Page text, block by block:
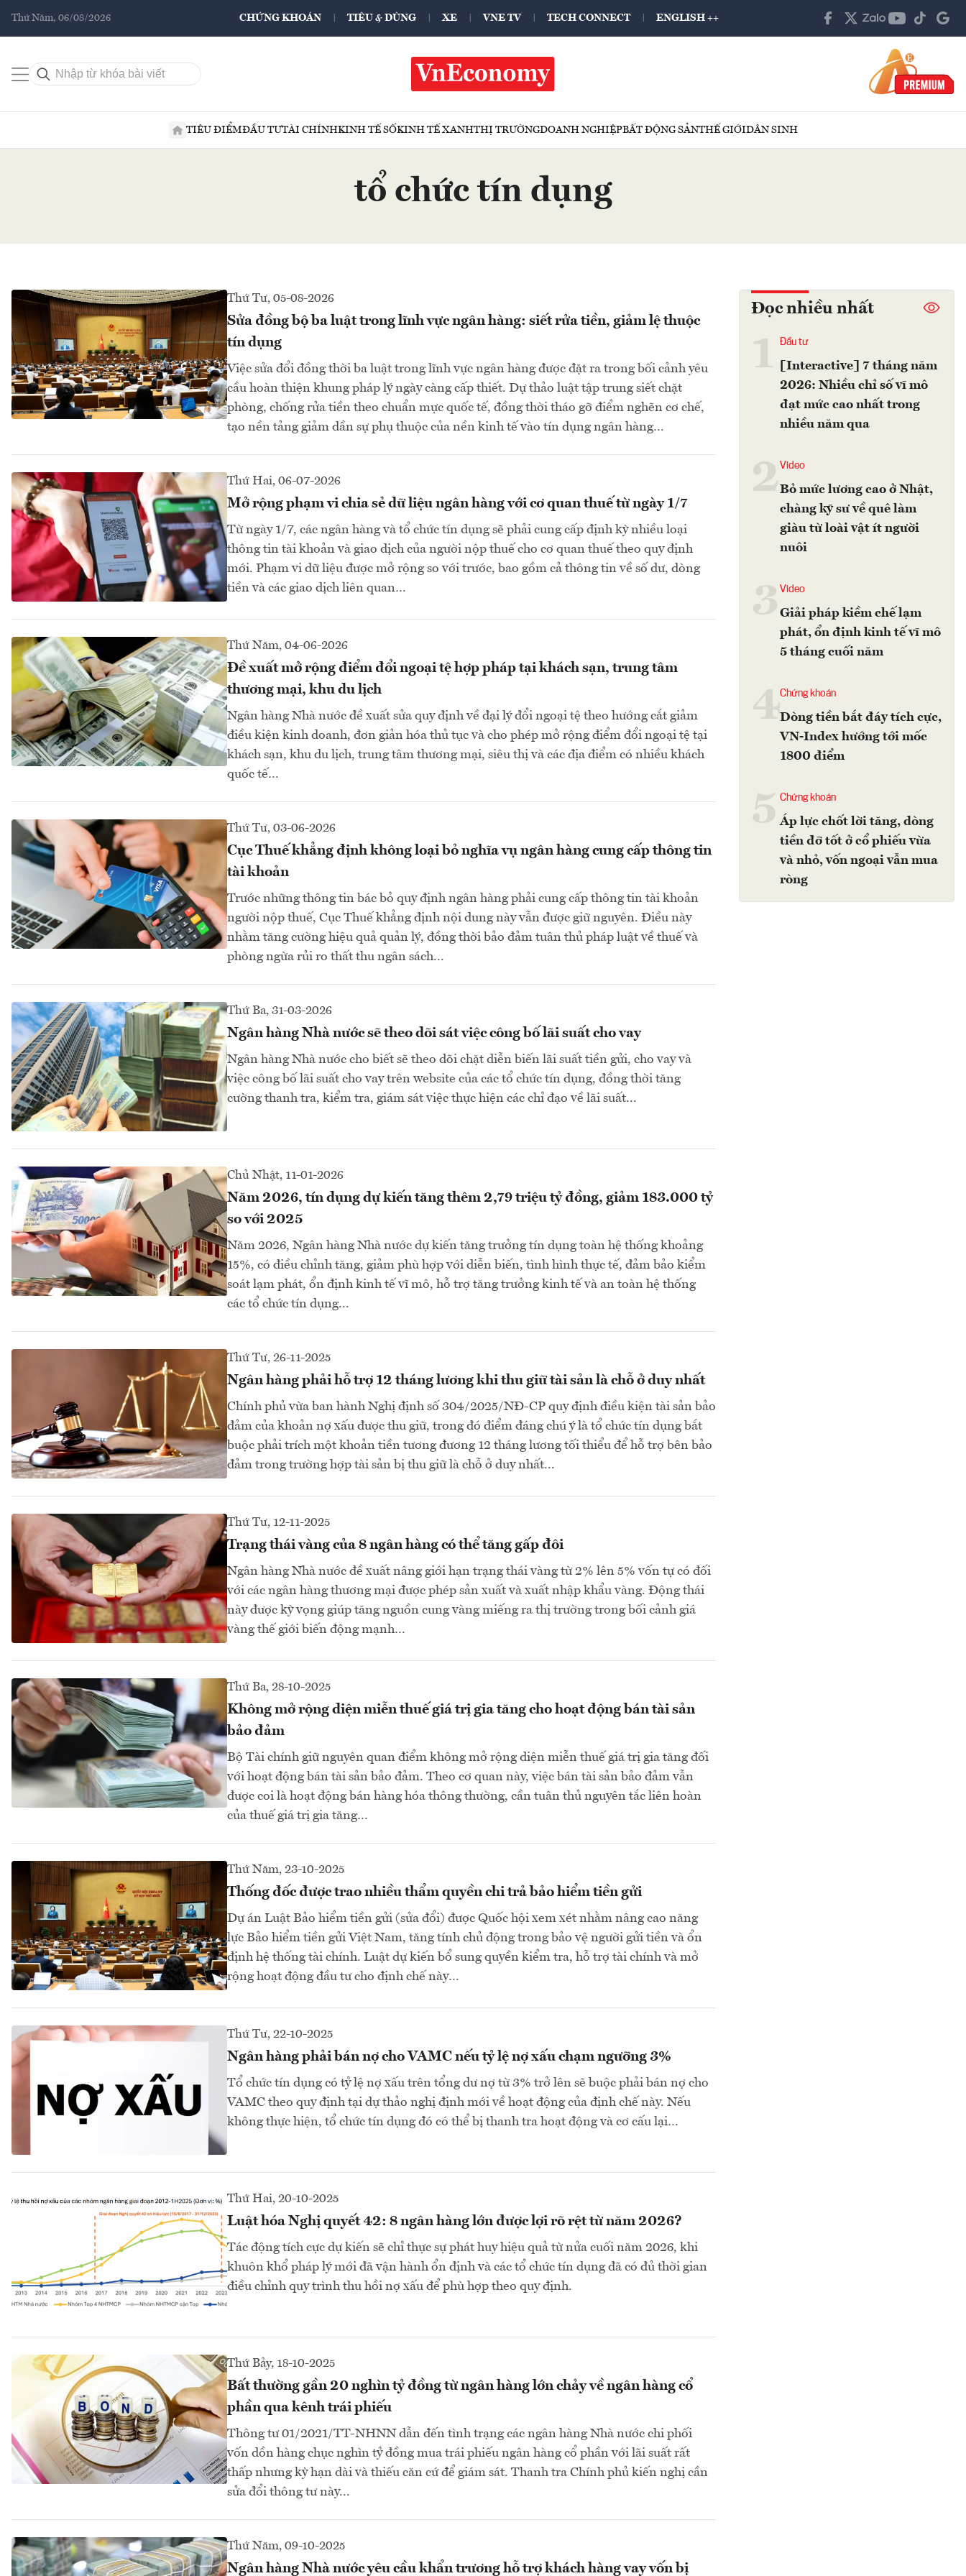
Thứ Năm, 06/08/2026 CHỨNG KHOÁN TIÊU & DÙNG XE VNE TV TECH CONNECT ENGLISH ++
TIÊU ĐIỂMĐẦU TƯTÀI CHÍNHKINH TẾ SỐKINH TẾ XANHTHỊ TRƯỜNGDOANH NGHIỆPBẤT ĐỘNG SẢNTHẾ GIỚIDÂN SINH
tổ chức tín dụng
Thứ Tư, 05-08-2026
Sửa đồng bộ ba luật trong lĩnh vực ngân hàng: siết rửa tiền, giảm lệ thuộc
tín dụng
Việc sửa đổi đồng thời ba luật trong lĩnh vực ngân hàng được đặt ra trong bối cảnh yêu
cầu hoàn thiện khung pháp lý ngày càng cấp thiết. Dự thảo luật tập trung siết chặt
phòng, chống rửa tiền theo chuẩn mực quốc tế, đồng thời tháo gỡ điểm nghẽn cơ chế,
tạo nền tảng giảm dần sự phụ thuộc của nền kinh tế vào tín dụng ngân hàng…
Thứ Hai, 06-07-2026
Mở rộng phạm vi chia sẻ dữ liệu ngân hàng với cơ quan thuế từ ngày 1/7
Từ ngày 1/7, các ngân hàng và tổ chức tín dụng sẽ phải cung cấp định kỳ nhiều loại
thông tin tài khoản và giao dịch của người nộp thuế cho cơ quan thuế theo quy định
mới. Phạm vi dữ liệu được mở rộng so với trước, bao gồm cả thông tin về số dư, dòng
tiền và các giao dịch liên quan…
Thứ Năm, 04-06-2026
Đề xuất mở rộng điểm đổi ngoại tệ hợp pháp tại khách sạn, trung tâm
thương mại, khu du lịch
Ngân hàng Nhà nước đề xuất sửa quy định về đại lý đổi ngoại tệ theo hướng cắt giảm
điều kiện kinh doanh, đơn giản hóa thủ tục và cho phép mở rộng điểm đổi ngoại tệ tại
khách sạn, khu du lịch, trung tâm thương mại, siêu thị và các địa điểm có nhiều khách
quốc tế…
Thứ Tư, 03-06-2026
Cục Thuế khẳng định không loại bỏ nghĩa vụ ngân hàng cung cấp thông tin
tài khoản
Trước những thông tin bác bỏ quy định ngân hàng phải cung cấp thông tin tài khoản
người nộp thuế, Cục Thuế khẳng định nội dung này vẫn được giữ nguyên. Điều này
nhằm tăng cường hiệu quả quản lý, đồng thời bảo đảm tuân thủ pháp luật về thuế và
phòng ngừa rủi ro thất thu ngân sách...
Thứ Ba, 31-03-2026
Ngân hàng Nhà nước sẽ theo dõi sát việc công bố lãi suất cho vay
Ngân hàng Nhà nước cho biết sẽ theo dõi chặt diễn biến lãi suất tiền gửi, cho vay và
việc công bố lãi suất cho vay trên website của các tổ chức tín dụng, đồng thời tăng
cường thanh tra, kiểm tra, giám sát việc thực hiện các chỉ đạo về lãi suất...
Chủ Nhật, 11-01-2026
Năm 2026, tín dụng dự kiến tăng thêm 2,79 triệu tỷ đồng, giảm 183.000 tỷ
so với 2025
Năm 2026, Ngân hàng Nhà nước dự kiến tăng trưởng tín dụng toàn hệ thống khoảng
15%, có điều chỉnh tăng, giảm phù hợp với diễn biến, tình hình thực tế, đảm bảo kiểm
soát lạm phát, ổn định kinh tế vĩ mô, hỗ trợ tăng trưởng kinh tế và an toàn hệ thống
các tổ chức tín dụng...
Thứ Tư, 26-11-2025
Ngân hàng phải hỗ trợ 12 tháng lương khi thu giữ tài sản là chỗ ở duy nhất
Chính phủ vừa ban hành Nghị định số 304/2025/NĐ-CP quy định điều kiện tài sản bảo
đảm của khoản nợ xấu được thu giữ, trong đó điểm đáng chú ý là tổ chức tín dụng bắt
buộc phải trích một khoản tiền tương đương 12 tháng lương tối thiểu để hỗ trợ bên bảo
đảm trong trường hợp tài sản bị thu giữ là chỗ ở duy nhất...
Thứ Tư, 12-11-2025
Trạng thái vàng của 8 ngân hàng có thể tăng gấp đôi
Ngân hàng Nhà nước đề xuất nâng giới hạn trạng thái vàng từ 2% lên 5% vốn tự có đối
với các ngân hàng thương mại được phép sản xuất và xuất nhập khẩu vàng. Động thái
này được kỳ vọng giúp tăng nguồn cung vàng miếng ra thị trường trong bối cảnh giá
vàng thế giới biến động mạnh…
Thứ Ba, 28-10-2025
Không mở rộng diện miễn thuế giá trị gia tăng cho hoạt động bán tài sản
bảo đảm
Bộ Tài chính giữ nguyên quan điểm không mở rộng diện miễn thuế giá trị gia tăng đối
với hoạt động bán tài sản bảo đảm. Theo cơ quan này, việc bán tài sản bảo đảm vẫn
được coi là hoạt động bán hàng hóa thông thường, cần tuân thủ nguyên tắc liên hoàn
của thuế giá trị gia tăng…
Thứ Năm, 23-10-2025
Thống đốc được trao nhiều thẩm quyền chi trả bảo hiểm tiền gửi
Dự án Luật Bảo hiểm tiền gửi (sửa đổi) được Quốc hội xem xét nhằm nâng cao năng
lực Bảo hiểm tiền gửi Việt Nam, tăng tính chủ động trong bảo vệ người gửi tiền và ổn
định hệ thống tài chính. Luật dự kiến bổ sung quyền kiểm tra, hỗ trợ tài chính và mở
rộng hoạt động đầu tư cho định chế này…
Thứ Tư, 22-10-2025
Ngân hàng phải bán nợ cho VAMC nếu tỷ lệ nợ xấu chạm ngưỡng 3%
Tổ chức tín dụng có tỷ lệ nợ xấu trên tổng dư nợ từ 3% trở lên sẽ buộc phải bán nợ cho
VAMC theo quy định tại dự thảo nghị định mới về hoạt động của định chế này. Nếu
không thực hiện, tổ chức tín dụng đó có thể bị thanh tra hoạt động và cơ cấu lại…
Thứ Hai, 20-10-2025
Luật hóa Nghị quyết 42: 8 ngân hàng lớn được lợi rõ rệt từ năm 2026?
Tác động tích cực dự kiến sẽ chỉ thực sự phát huy hiệu quả từ nửa cuối năm 2026, khi
khuôn khổ pháp lý mới đã vận hành ổn định và các tổ chức tín dụng đã có đủ thời gian
điều chỉnh quy trình thu hồi nợ xấu để phù hợp theo quy định.
Thứ Bảy, 18-10-2025
Bất thường gần 20 nghìn tỷ đồng từ ngân hàng lớn chảy về ngân hàng cổ
phần qua kênh trái phiếu
Thông tư 01/2021/TT-NHNN dẫn đến tình trạng các ngân hàng Nhà nước chi phối
vốn dồn hàng chục nghìn tỷ đồng mua trái phiếu ngân hàng cổ phần với lãi suất rất
thấp nhưng kỳ hạn dài và thiếu căn cứ để giám sát. Thanh tra Chính phủ kiến nghị cần
sửa đổi thông tư này...
Thứ Năm, 09-10-2025
Ngân hàng Nhà nước yêu cầu khẩn trương hỗ trợ khách hàng vay vốn bị
Đọc nhiều nhất
Đầu tư
[Interactive] 7 tháng năm
2026: Nhiều chỉ số vĩ mô
đạt mức cao nhất trong
nhiều năm qua
2Video
Bỏ mức lương cao ở Nhật,
chàng kỹ sư về quê làm
giàu từ loài vật ít người
nuôi
Video
Giải pháp kiềm chế lạm
phát, ổn định kinh tế vĩ mô
5 tháng cuối năm
4Chứng khoán
Dòng tiền bắt đáy tích cực,
VN-Index hướng tới mốc
1800 điểm
Chứng khoán
Áp lực chốt lời tăng, dòng
tiền đỡ tốt ở cổ phiếu vừa
và nhỏ, vốn ngoại vẫn mua
ròng